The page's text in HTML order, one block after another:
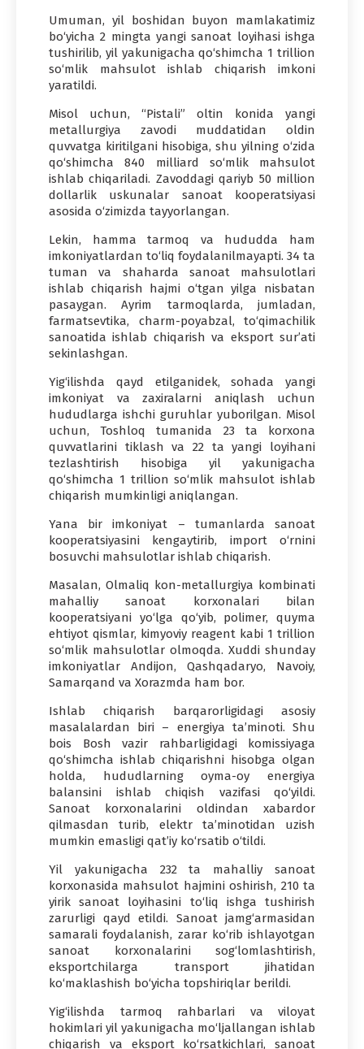
Umuman, yil boshidan buyon mamlakatimiz
bo‘yicha 2 mingta yangi sanoat loyihasi ishga
tushirilib, yil yakunigacha qo‘shimcha 1 trillion
so‘mlik mahsulot ishlab chiqarish imkoni
yaratildi.
Misol uchun, “Pistali” oltin konida yangi
metallurgiya zavodi muddatidan oldin
quvvatga kiritilgani hisobiga, shu yilning o‘zida
qo‘shimcha 840 milliard so‘mlik mahsulot
ishlab chiqariladi. Zavoddagi qariyb 50 million
dollarlik uskunalar sanoat kooperatsiyasi
asosida o‘zimizda tayyorlangan.
Lekin, hamma tarmoq va hududda ham
imkoniyatlardan to‘liq foydalanilmayapti. 34 ta
tuman va shaharda sanoat mahsulotlari
ishlab chiqarish hajmi o‘tgan yilga nisbatan
pasaygan. Ayrim tarmoqlarda, jumladan,
farmatsevtika, charm-poyabzal, to‘qimachilik
sanoatida ishlab chiqarish va eksport sur’ati
sekinlashgan.
Yig‘ilishda qayd etilganidek, sohada yangi
imkoniyat va zaxiralarni aniqlash uchun
hududlarga ishchi guruhlar yuborilgan. Misol
uchun, Toshloq tumanida 23 ta korxona
quvvatlarini tiklash va 22 ta yangi loyihani
tezlashtirish hisobiga yil yakunigacha
qo‘shimcha 1 trillion so‘mlik mahsulot ishlab
chiqarish mumkinligi aniqlangan.
Yana bir imkoniyat – tumanlarda sanoat
kooperatsiyasini kengaytirib, import o‘rnini
bosuvchi mahsulotlar ishlab chiqarish.
Masalan, Olmaliq kon-metallurgiya kombinati
mahalliy sanoat korxonalari bilan
kooperatsiyani yo‘lga qo‘yib, polimer, quyma
ehtiyot qismlar, kimyoviy reagent kabi 1 trillion
so‘mlik mahsulotlar olmoqda. Xuddi shunday
imkoniyatlar Andijon, Qashqadaryo, Navoiy,
Samarqand va Xorazmda ham bor.
Ishlab chiqarish barqarorligidagi asosiy
masalalardan biri – energiya ta’minoti. Shu
bois Bosh vazir rahbarligidagi komissiyaga
qo‘shimcha ishlab chiqarishni hisobga olgan
holda, hududlarning oyma-oy energiya
balansini ishlab chiqish vazifasi qo‘yildi.
Sanoat korxonalarini oldindan xabardor
qilmasdan turib, elektr ta’minotidan uzish
mumkin emasligi qat’iy ko‘rsatib o‘tildi.
Yil yakunigacha 232 ta mahalliy sanoat
korxonasida mahsulot hajmini oshirish, 210 ta
yirik sanoat loyihasini to‘liq ishga tushirish
zarurligi qayd etildi. Sanoat jamg‘armasidan
samarali foydalanish, zarar ko‘rib ishlayotgan
sanoat korxonalarini sog‘lomlashtirish,
eksportchilarga transport jihatidan
ko‘maklashish bo‘yicha topshiriqlar berildi.
Yig‘ilishda tarmoq rahbarlari va viloyat
hokimlari yil yakunigacha mo‘ljallangan ishlab
chiqarish va eksport ko‘rsatkichlari, sanoat